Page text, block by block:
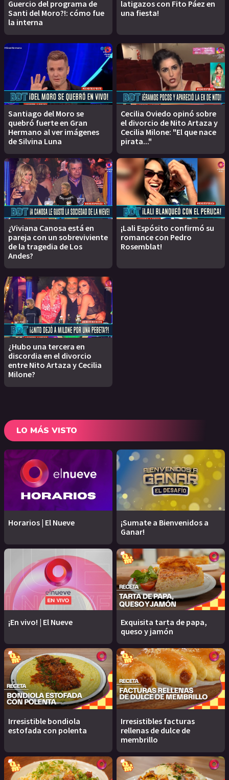
Guercio del programa de
Santi del Moro?!: cómo fue
la interna
latigazos con Fito Páez en
una fiesta!
Santiago del Moro se
quebró fuerte en Gran
Hermano al ver imágenes
de Silvina Luna
Cecilia Oviedo opinó sobre
el divorcio de Nito Artaza y
Cecilia Milone: "El que nace
pirata..."
¿Viviana Canosa está en
pareja con un sobreviviente
de la tragedia de Los
Andes?
¡Lali Espósito confirmó su
romance con Pedro
Rosemblat!
¿Hubo una tercera en
discordia en el divorcio
entre Nito Artaza y Cecilia
Milone?
LO MÁS VISTO
Horarios | El Nueve
¡Sumate a Bienvenidos a
Ganar!
¡En vivo! | El Nueve
Exquisita tarta de papa,
queso y jamón
Irresistible bondiola
estofada con polenta
Irresistibles facturas
rellenas de dulce de
membrillo